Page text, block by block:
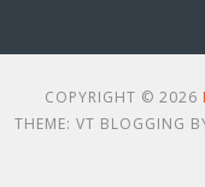
COPYRIGHT © 2026
THEME: VT BLOGGING